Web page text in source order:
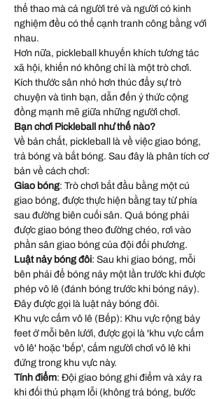
thể thao mà cả người trẻ và người có kinh
nghiệm đều có thể cạnh tranh công bằng với
nhau.
Hơn nữa, pickleball khuyến khích tương tác
xã hội, khiến nó không chỉ là một trò chơi.
Kích thước sân nhỏ hơn thúc đẩy sự trò
chuyện và tình bạn, dẫn đến ý thức cộng
đồng mạnh mẽ giữa những người chơi.
Bạn chơi Pickleball như thế nào?
Về bản chất, pickleball là về việc giao bóng,
trả bóng và bắt bóng. Sau đây là phân tích cơ
bản về cách chơi:
Giao bóng: Trò chơi bắt đầu bằng một cú
giao bóng, được thực hiện bằng tay từ phía
sau đường biên cuối sân. Quả bóng phải
được giao bóng theo đường chéo, rơi vào
phần sân giao bóng của đội đối phương.
Luật nảy bóng đôi: Sau khi giao bóng, mỗi
bên phải để bóng nảy một lần trước khi được
phép vô lê (đánh bóng trước khi bóng nảy).
Đây được gọi là luật nảy bóng đôi.
Khu vực cấm vô lê (Bếp): Khu vực rộng bảy
feet ở mỗi bên lưới, được gọi là 'khu vực cấm
vô lê' hoặc 'bếp', cấm người chơi vô lê khi
đứng trong khu vực này.
Tính điểm: Đội giao bóng ghi điểm và xảy ra
khi đối thủ phạm lỗi (không trả bóng, bước